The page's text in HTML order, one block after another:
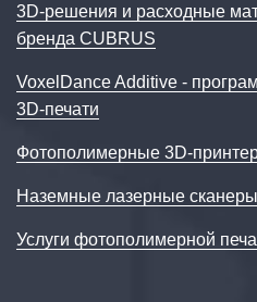
3D‑решения и расходные
бренда CUBRUS
VoxelDance Additive -
3D‑печати
Фотополимерные 3D-
Наземные лазерные
Услуги фотополимерной